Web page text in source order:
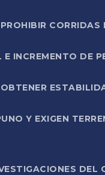
CORRIDAS
INCREMENTO DE
Y EXIGEN
DEL